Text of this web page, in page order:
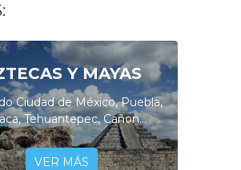
Y MAYAS
Ciudad de México, Puebla,
Tehuantepec, Cañon...
VER MÁS